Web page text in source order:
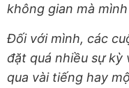
không gian mà
Đối với mình, các
đặt quá nhiều sự kỳ
qua vài tiếng hay